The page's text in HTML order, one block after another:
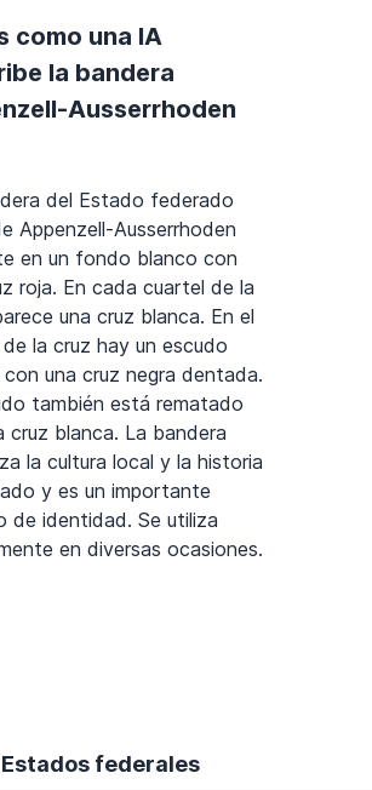
como una IA
la bandera
Ausserrhoden
del Estado federado
Appenzell-Ausserrhoden
en un fondo blanco con
roja. En cada cuartel de la
una cruz blanca. En el
la cruz hay un escudo
una cruz negra dentada.
también está rematado
cruz blanca. La bandera
la cultura local y la historia
y es un importante
de identidad. Se utiliza
en diversas ocasiones.
Estados federales